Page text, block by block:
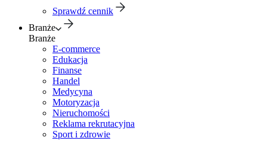
Sprawdź cennik
Branże
Branże
E-commerce
Edukacja
Finanse
Handel
Medycyna
Motoryzacja
Nieruchomości
Reklama rekrutacyjna
Sport i zdrowie